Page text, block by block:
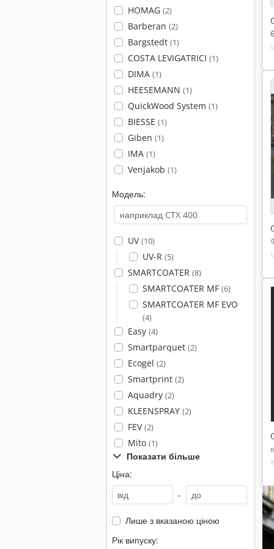
HOMAG (2)
Barberan (2)
Bargstedt (1)
COSTA LEVIGATRICI (1)
DIMA (1)
HEESEMANN (1)
QuickWood System (1)
BIESSE (1)
Giben (1)
IMA (1)
Venjakob (1)
Модель:
UV(10)
UV-R (5)
SMARTCOATER (8)
SMARTCOATER MF (6)
SMARTCOATER MF EVO
(4)
Easy (4)
Smartparquet (2)
Ecogel (2)
Smartprint (2)
Aquadry (2)
KLEENSPRAY (2)
FEV(2)
Mito (1)
Показати більше
Ціна:
-
Лише з вказаною ціною
Рік випуску: